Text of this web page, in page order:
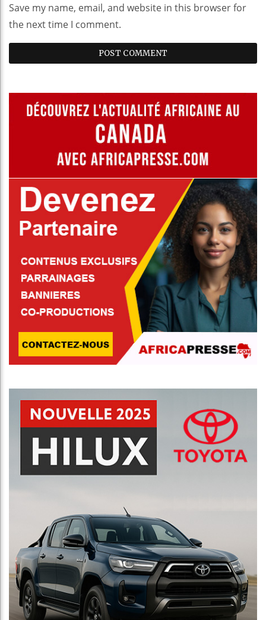
Save my name, email, and website in this browser for
the next time I comment.